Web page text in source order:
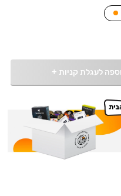
לעגלת קניות +